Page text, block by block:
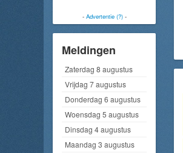
- Advertentie (?)-
Meldingen
Zaterdag 8 augustus
Vrijdag 7 augustus
Donderdag 6 augustus
Woensdag 5 augustus
Dinsdag 4 augustus
Maandag 3 augustus